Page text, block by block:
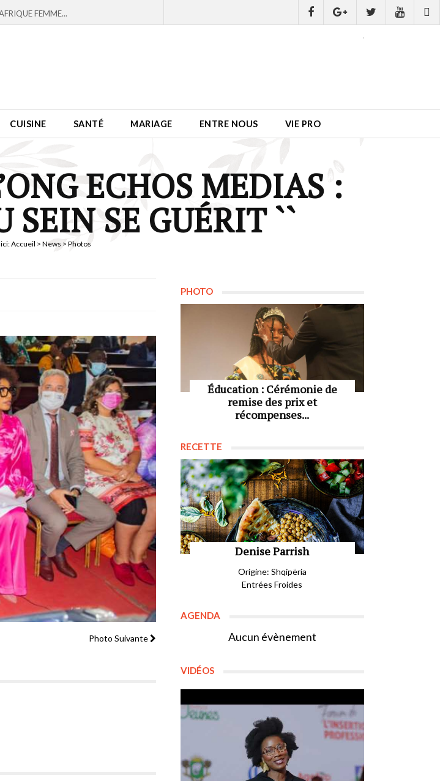
CUISINE SANTÉ MARIAGE ENTRE NOUS VIE PRO
ECHOS MEDIAS :
SEIN SE GUÉRIT ``
Accueil > News > Photos
Photo Suivante
PHOTO
Éducation : Cérémonie de
remise des prix et
récompenses...
RECETTE
Denise Parrish
Origine: Shqipëria
Entrées Froides
AGENDA
Aucun évènement
VIDÉOS